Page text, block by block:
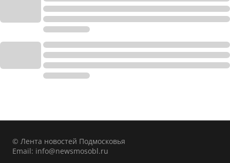
© Лента новостей Подмосковья
Email: info@newsmosobl.ru